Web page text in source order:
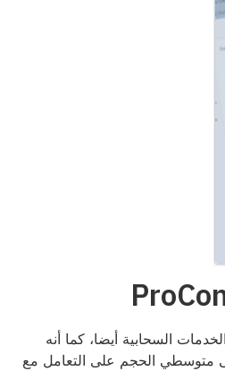
السحابية أيضا، كما أنه
متوسطي الحجم على التعامل مع